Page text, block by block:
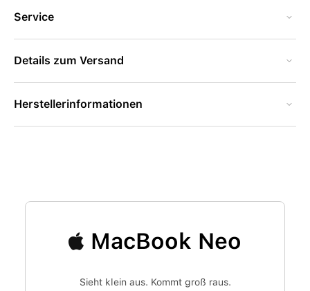
Service
Details zum Versand
Herstellerinformationen
MacBook Neo
Sieht klein aus. Kommt groß raus.